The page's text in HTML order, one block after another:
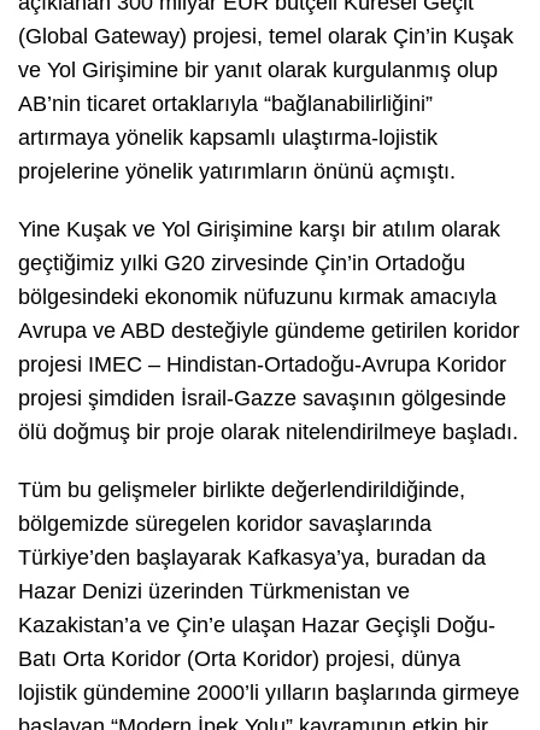
(Global Gateway) projesi, temel olarak Çin’in Kuşak
ve Yol Girişimine bir yanıt olarak kurgulanmış olup
AB’nin ticaret ortaklarıyla “bağlanabilirliğini”
artırmaya yönelik kapsamlı ulaştırma-lojistik
projelerine yönelik yatırımların önünü açmıştı.
Yine Kuşak ve Yol Girişimine karşı bir atılım olarak
geçtiğimiz yılki G20 zirvesinde Çin’in Ortadoğu
bölgesindeki ekonomik nüfuzunu kırmak amacıyla
Avrupa ve ABD desteğiyle gündeme getirilen koridor
projesi IMEC – Hindistan-Ortadoğu-Avrupa Koridor
projesi şimdiden İsrail-Gazze savaşının gölgesinde
ölü doğmuş bir proje olarak nitelendirilmeye başladı.
Tüm bu gelişmeler birlikte değerlendirildiğinde,
bölgemizde süregelen koridor savaşlarında
Türkiye’den başlayarak Kafkasya’ya, buradan da
Hazar Denizi üzerinden Türkmenistan ve
Kazakistan’a ve Çin’e ulaşan Hazar Geçişli Doğu-
Batı Orta Koridor (Orta Koridor) projesi, dünya
lojistik gündemine 2000’li yılların başlarında girmeye